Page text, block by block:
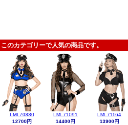
このカテゴリーで人気の商品です。
LML70880
12700円
LML71091
14400円
LML71164
13900円